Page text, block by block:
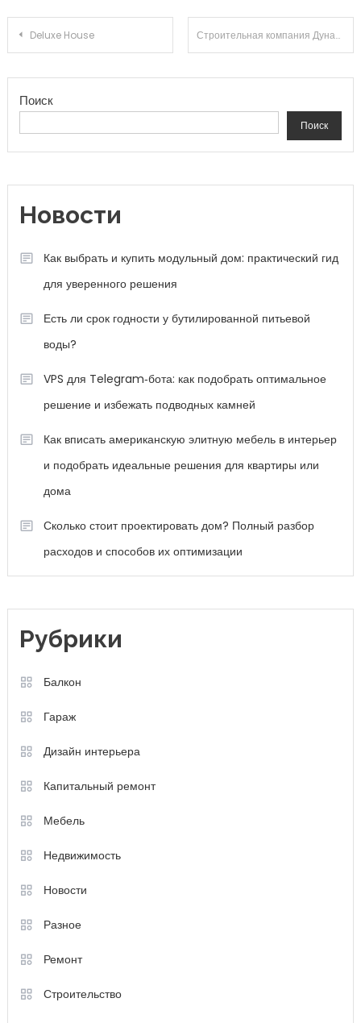
Навигация по записям
Deluxe House Строительная компания Дунай
Поиск
Поиск
Новости
Как выбрать и купить модульный дом: практический гид
для уверенного решения
Есть ли срок годности у бутилированной питьевой
воды?
VPS для Telegram‑бота: как подобрать оптимальное
решение и избежать подводных камней
Как вписать американскую элитную мебель в интерьер
и подобрать идеальные решения для квартиры или
дома
Сколько стоит проектировать дом? Полный разбор
расходов и способов их оптимизации
Рубрики
Балкон
Гараж
Дизайн интерьера
Капитальный ремонт
Мебель
Недвижимость
Новости
Разное
Ремонт
Строительство